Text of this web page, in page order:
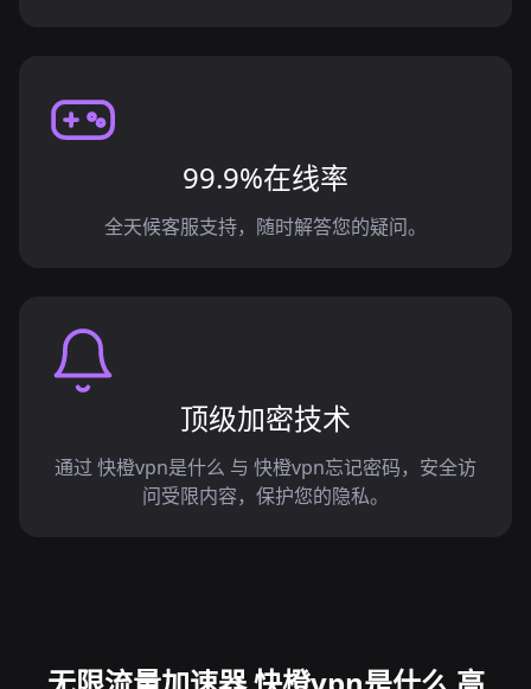
99.9%在线率
全天候客服支持，随时解答您的疑问。
顶级加密技术
通过 快橙vpn是什么 与 快橙vpn忘记密码，安全访
问受限内容，保护您的隐私。